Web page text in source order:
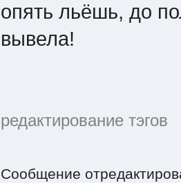
опять льёшь, до
вывела!
редактирование тэгов
Сообщение